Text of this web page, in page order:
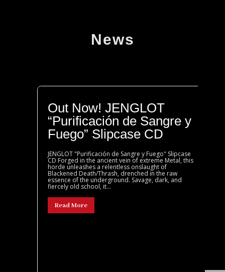
News
Out Now! JENGLOT
“Purificación de Sangre y
Fuego” Slipcase CD
JENGLOT "Purificación de Sangre y Fuego" Slipcase
CD Forged in the ancient vein of extreme Metal, this
horde unleashes a relentless onslaught of
Blackened Death/Thrash, drenched in the raw
essence of the underground. Savage, dark, and
fiercely old school, it...
Read More